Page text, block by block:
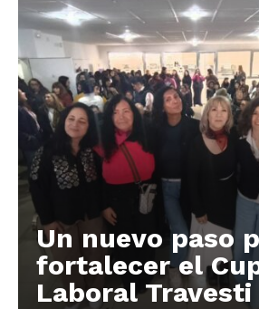
Un nuevo paso
fortalecer el
Laboral Travesti